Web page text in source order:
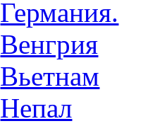
Германия.
Венгрия
Вьетнам
Непал